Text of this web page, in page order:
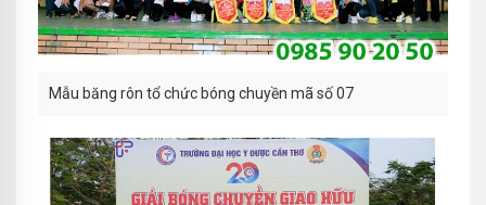
Mẫu băng rôn tổ chức bóng chuyền mã số 07